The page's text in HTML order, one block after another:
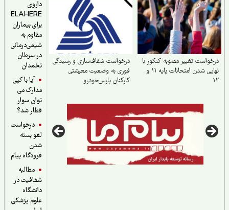
ELAHERE
برای بیماران
مقاوم به
شیمی‌درمانی
در سرطان
تخمدان
آیا با کپی
مدارک می
توان سوار
قطار شد؟
درخواست
لغو بسته
فرودگاه پیام
مطالبه
شفافیت در
دانشگاه
علوم پزشکی
تغییر مصوبه کنکور با
نهایی شدن امتحانات پایه ۱۱ و
درخواست شفاف‌سازی و رسیدگی
فوری به وضعیت معیشتی
کارکنان پارس‌خودرو